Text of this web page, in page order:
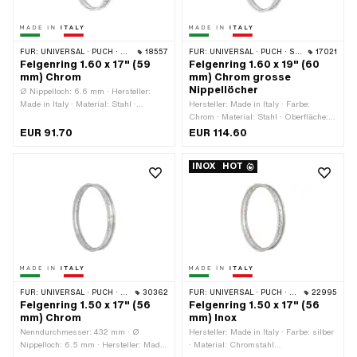
FÜR: UNIVERSAL · PUCH · SACHS · ZÜNDAPP BELMONDO 18557
Felgenring 1.60 x 17" (59
mm) Chrom
Ø Nippelloch: 6.6 mm · Hersteller:
Made in Italy · Material: Stahl ·
Maulweite [Zoll]: 1.6 " · Radgrösse: 17
EUR 91.70
FÜR: UNIVERSAL · PUCH · SACHS 17021
Felgenring 1.60 x 19" (60
mm) Chrom grosse
Nippellöcher
Hersteller: Made in Italy · Farbe:
Chrom · Material: Stahl · Oberfläche:
verchromt · Radgrösse: 19 " ·
Gesamtbreite aussen: 60 mm ·
[mm]: 41.2 mm · Ø Nippelloch: 7.1 mm
· Anzahl Speichenlöcher: 36 Stk.
EUR 114.60
FÜR: UNIVERSAL · PUCH · SACHS · ZÜNDAPP BELMONDO 30362
Felgenring 1.50 x 17" (56
mm) Chrom
Nenndurchmesser: 432 mm · Ø
Nippelloch: 6.5 mm · Hersteller: Made
INOX HOT
FÜR: UNIVERSAL · PUCH · SACHS · ZÜNDAPP BELMONDO 22995
Felgenring 1.50 x 17" (56
mm) Inox
Hersteller: Made in Italy · Farbe: silber
· Material: Chromstahl